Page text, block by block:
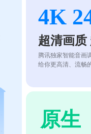
4K
超清画质
腾讯独家智能音画
给你更高清、流畅
原生